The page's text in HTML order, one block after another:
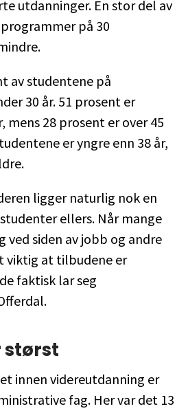
utdanninger. En stor del av
på 30
av studentene på
30 år. 51 prosent er
mens 28 prosent er over 45
er yngre enn 38 år,
ligger naturlig nok en
ellers. Når mange
ved siden av jobb og andre
viktig at tilbudene er
faktisk lar seg
størst
innen videreutdanning er
fag. Her var det 13